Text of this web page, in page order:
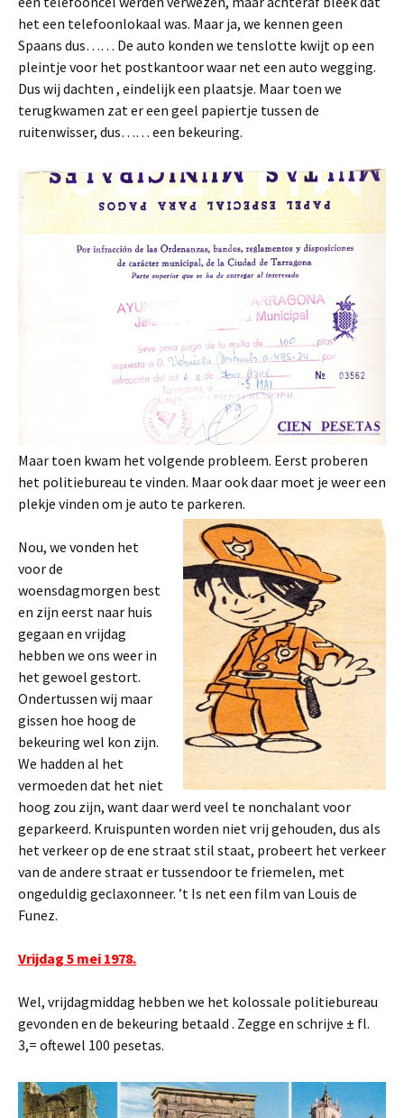
het een telefoonlokaal was. Maar ja, we kennen geen
Spaans dus…… De auto konden we tenslotte kwijt op een
pleintje voor het postkantoor waar net een auto wegging.
Dus wij dachten , eindelijk een plaatsje. Maar toen we
terugkwamen zat er een geel papiertje tussen de
ruitenwisser, dus…… een bekeuring.
Maar toen kwam het volgende probleem. Eerst proberen
het politiebureau te vinden. Maar ook daar moet je weer een
plekje vinden om je auto te parkeren.
Nou, we vonden het
voor de
woensdagmorgen best
en zijn eerst naar huis
gegaan en vrijdag
hebben we ons weer in
het gewoel gestort.
Ondertussen wij maar
gissen hoe hoog de
bekeuring wel kon zijn.
We hadden al het
vermoeden dat het niet
hoog zou zijn, want daar werd veel te nonchalant voor
geparkeerd. Kruispunten worden niet vrij gehouden, dus als
het verkeer op de ene straat stil staat, probeert het verkeer
van de andere straat er tussendoor te friemelen, met
ongeduldig geclaxonneer. ’t Is net een film van Louis de
Funez.
Vrijdag 5 mei 1978.
Wel, vrijdagmiddag hebben we het kolossale politiebureau
gevonden en de bekeuring betaald . Zegge en schrijve ± fl.
3,= oftewel 100 pesetas.